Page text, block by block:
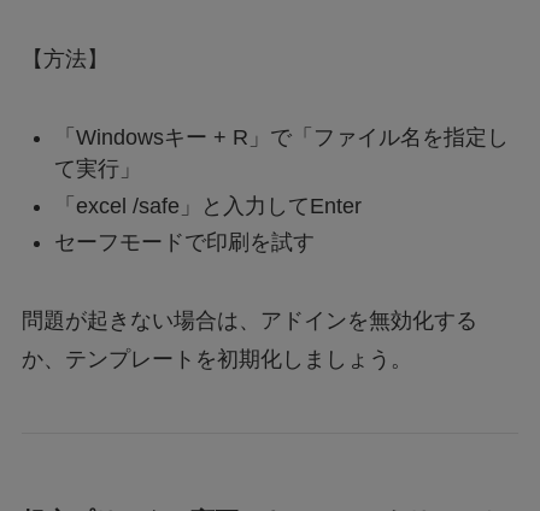
【方法】
「Windowsキー + R」で「ファイル名を指定し
て実行」
「excel /safe」と入力してEnter
セーフモードで印刷を試す
問題が起きない場合は、アドインを無効化する
か、テンプレートを初期化しましょう。